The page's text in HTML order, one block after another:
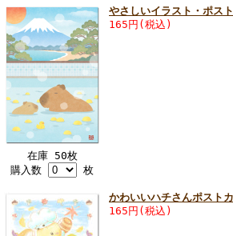
在庫 50枚
購入数
枚
やさしいイラスト・ポス
165円(税込)
かわいいハチさんポスト
165円(税込)